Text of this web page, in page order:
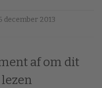
december 2013
af om dit